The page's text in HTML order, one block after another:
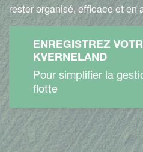
rester organisé, efficace et en
ENREGISTREZ
KVERNELAND
Pour simplifier la
flotte